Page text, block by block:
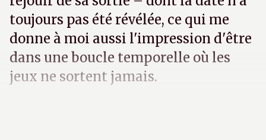
toujours pas été révélée, ce qui me
donne à moi aussi l'impression d'être
dans une boucle temporelle où les
jeux ne sortent jamais.